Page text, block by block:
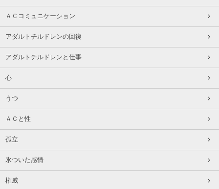
ＡＣコミュニケーション
アダルトチルドレンの回復
アダルトチルドレンと仕事
心
うつ
ＡＣと性
孤立
氷ついた感情
権威